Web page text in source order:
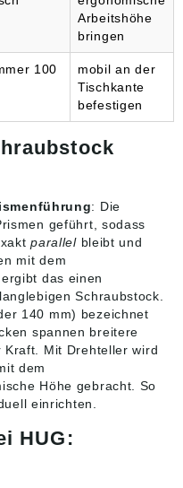
Arbeitshöhe
bringen
100
mobil an der
Tischkante
befestigen
: Die
geführt, sodass
parallelbleibt und
mit dem
das einen
Schraubstock.
140 mm) bezeichnet
spannen breitere
Mit Drehteller wird
dem
Höhe gebracht. So
einrichten.
HUG: